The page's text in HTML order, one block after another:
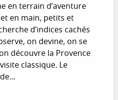
en terrain d’aventure
en main, petits et
d’indices cachés
on devine, on se
découvre la Provence
classique. Le